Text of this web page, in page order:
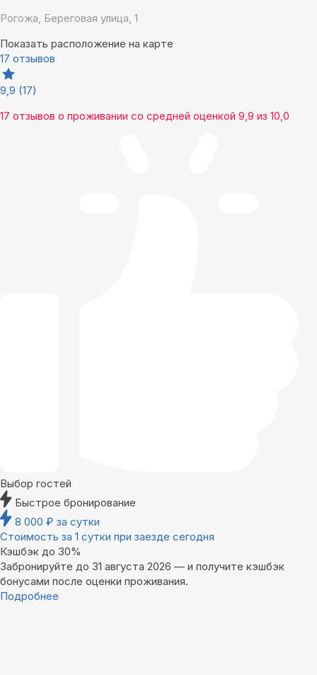
Рогожа, Береговая улица, 1
Показать расположение на карте
17 отзывов
9,9 (17)
17 отзывов о проживании со средней оценкой 9,9 из 10,0
Выбор гостей
Быстрое бронирование
8 000 ₽ за сутки
Стоимость за 1 сутки при заезде сегодня
Кэшбэк до 30%
Забронируйте до 31 августа 2026 — и получите кэшбэк
бонусами после оценки проживания.
Подробнее